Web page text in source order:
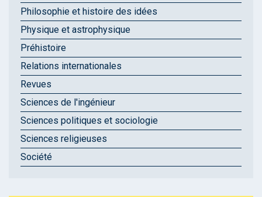
Philosophie et histoire des idées
Physique et astrophysique
Préhistoire
Relations internationales
Revues
Sciences de l'ingénieur
Sciences politiques et sociologie
Sciences religieuses
Société